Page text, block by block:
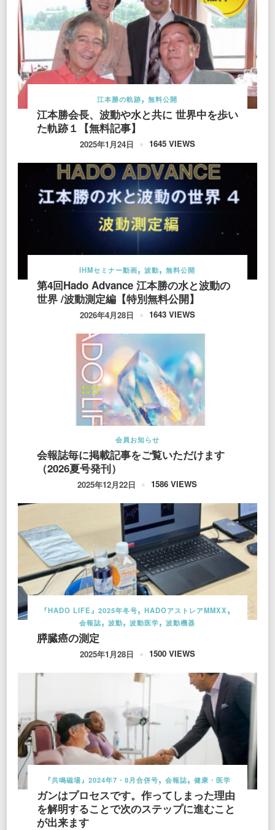
江本勝の軌跡 無料公開
江本勝会長、波動や水と共に 世界中を歩い
た軌跡１【無料記事】
2025年1月24日 1645 VIEWS
IHMセミナー動画 波動 無料公開
第4回Hado Advance 江本勝の水と波動の
世界 /波動測定編【特別無料公開】
2026年4月28日 1643 VIEWS
会員お知らせ
会報誌毎に掲載記事をご覧いただけます
（2026夏号発刊）
2025年12月22日 1586 VIEWS
『HADO LIFE』2025年冬号
HADOアストレアMMXX
会報誌
波動 波動医学 波動機器
膵臓癌の測定
2025年1月28日 1500 VIEWS
『共鳴磁場』2024年7・8月合併号 会報誌 健康・医学
ガンはプロセスです。作ってしまった理由
を解明することで次のステップに進むこと
が出来ます